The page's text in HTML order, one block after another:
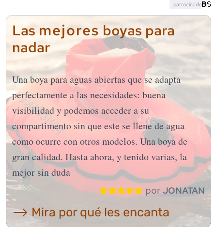
Las mejores boyas para
nadar
Una boya para aguas abiertas que se adapta
perfectamente a las necesidades: buena
visibilidad y podemos acceder a su
compartimento sin que este se llene de agua
como ocurre con otros modelos. Una boya de
gran calidad. Hasta ahora, y tenido varias, la
mejor sin duda
por JONATAN
⟶ Mira por qué les encanta
patrocinado